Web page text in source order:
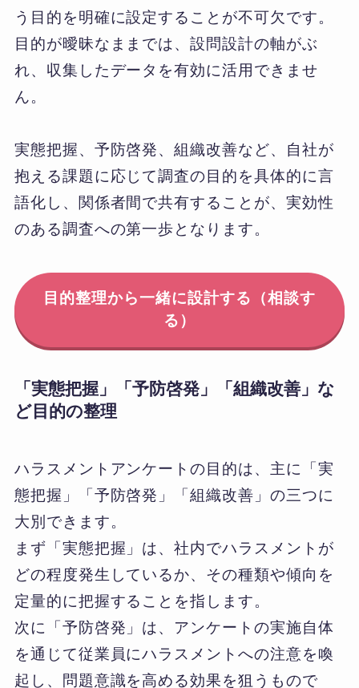
う目的を明確に設定することが不可欠です。
目的が曖昧なままでは、設問設計の軸がぶ
れ、収集したデータを有効に活用できませ
ん。
実態把握、予防啓発、組織改善など、自社が
抱える課題に応じて調査の目的を具体的に言
語化し、関係者間で共有することが、実効性
のある調査への第一歩となります。
目的整理から一緒に設計する（相談す
る）
「実態把握」「予防啓発」「組織改善」な
ど目的の整理
ハラスメントアンケートの目的は、主に「実
態把握」「予防啓発」「組織改善」の三つに
大別できます。
まず「実態把握」は、社内でハラスメントが
どの程度発生しているか、その種類や傾向を
定量的に把握することを指します。
次に「予防啓発」は、アンケートの実施自体
を通じて従業員にハラスメントへの注意を喚
起し、問題意識を高める効果を狙うもので